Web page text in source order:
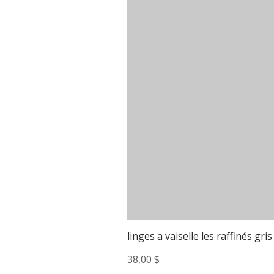
linges a vaiselle les raffinés gris
Prix
38,00 $